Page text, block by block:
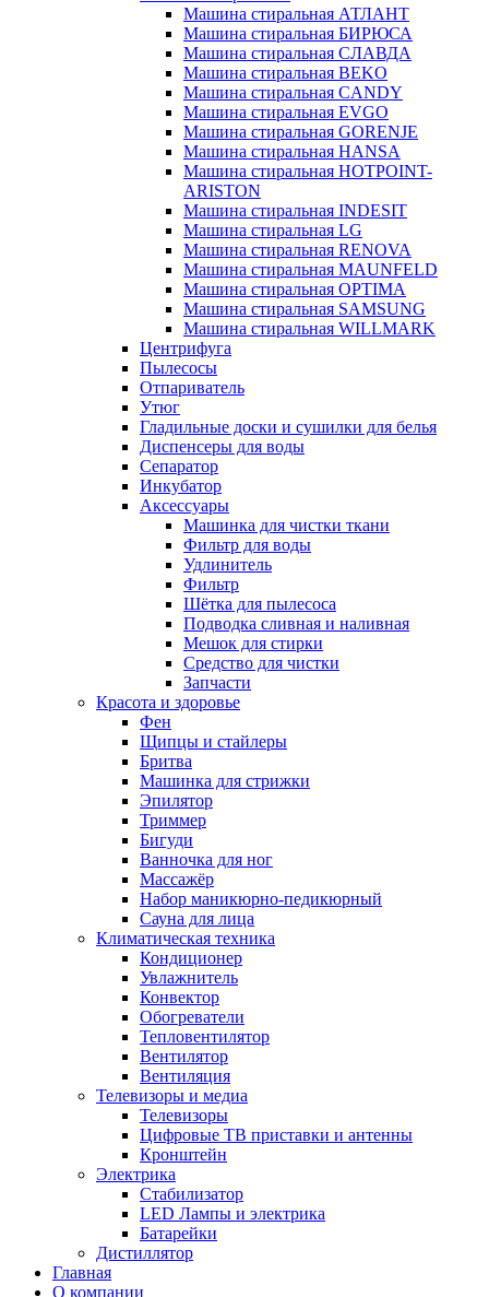
Машина стиральная АТЛАНТ
Машина стиральная БИРЮСА
Машина стиральная СЛАВДА
Машина стиральная BEKO
Машина стиральная CANDY
Машина стиральная EVGO
Машина стиральная GORENJE
Машина стиральная HANSA
Машина стиральная HOTPOINT-
ARISTON
Машина стиральная INDESIT
Машина стиральная LG
Машина стиральная RENOVA
Машина стиральная MAUNFELD
Машина стиральная OPTIMA
Машина стиральная SAMSUNG
Машина стиральная WILLMARK
Центрифуга
Пылесосы
Отпариватель
Утюг
Гладильные доски и сушилки для белья
Диспенсеры для воды
Сепаратор
Инкубатор
Аксессуары
Машинка для чистки ткани
Фильтр для воды
Удлинитель
Фильтр
Шётка для пылесоса
Подводка сливная и наливная
Мешок для стирки
Средство для чистки
Запчасти
Красота и здоровье
Фен
Щипцы и стайлеры
Бритва
Машинка для стрижки
Эпилятор
Триммер
Бигуди
Ванночка для ног
Массажёр
Набор маникюрно-педикюрный
Сауна для лица
Климатическая техника
Кондиционер
Увлажнитель
Конвектор
Обогреватели
Тепловентилятор
Вентилятор
Вентиляция
Телевизоры и медиа
Телевизоры
Цифровые ТВ приставки и антенны
Кронштейн
Электрика
Стабилизатор
LED Лампы и электрика
Батарейки
Дистиллятор
Главная
О компании